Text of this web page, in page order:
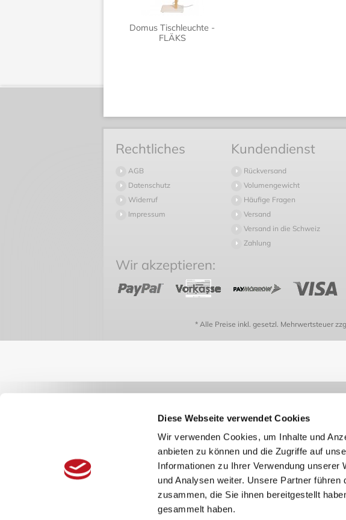
Diese Webseite verwendet Cookies
Wir verwenden Cookies, um Inhalte und
anbieten zu können und die Zugriffe auf
Informationen zu Ihrer Verwendung
und Analysen weiter. Unsere Partner
zusammen, die Sie ihnen bereitgestellt
gesammelt haben.
Domus Tischleuchte -
FLÄKS
Rechtliches
AGB
Datenschutz
Widerruf
Impressum
Kundendienst
Rückversand
Volumengewicht
Häufige Fragen
Versand
Versand in die Schweiz
Zahlung
Wir akzeptieren:
* Alle Preise inkl. gesetzl. Mehrwertsteuer